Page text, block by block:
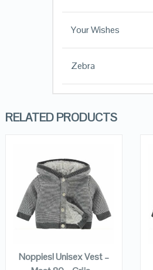
Your Wishes
Zebra
RELATED PRODUCTS
QUICK LOOK
VIEW DETAILS
KOPEN
Noppies! Unisex Vest –